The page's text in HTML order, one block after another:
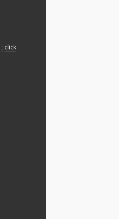
; click